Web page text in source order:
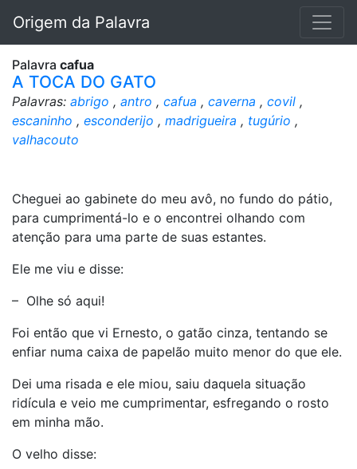
Origem da Palavra
Palavra cafua
A TOCA DO GATO
Palavras: abrigo , antro , cafua , caverna , covil ,
escaninho , esconderijo , madrigueira , tugúrio ,
valhacouto
Cheguei ao gabinete do meu avô, no fundo do pátio,
para cumprimentá-lo e o encontrei olhando com
atenção para uma parte de suas estantes.
Ele me viu e disse:
– Olhe só aqui!
Foi então que vi Ernesto, o gatão cinza, tentando se
enfiar numa caixa de papelão muito menor do que ele.
Dei uma risada e ele miou, saiu daquela situação
ridícula e veio me cumprimentar, esfregando o rosto
em minha mão.
O velho disse: